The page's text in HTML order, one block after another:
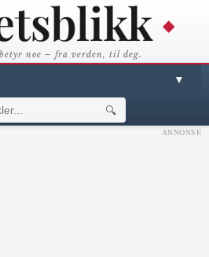
noe – fra verden, til deg.
▼
🔍
ANNONSE